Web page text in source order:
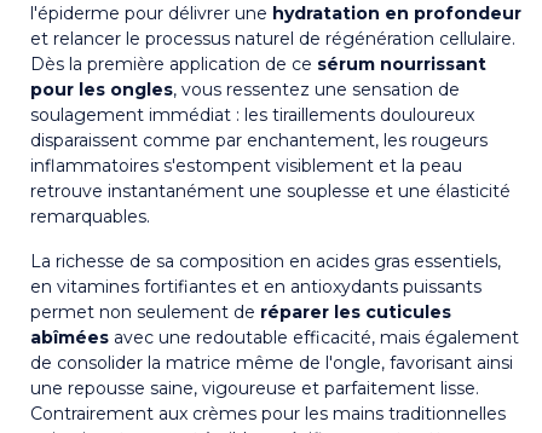
l'épiderme pour délivrer une hydratation en profondeur
et relancer le processus naturel de régénération cellulaire.
Dès la première application de ce sérum nourrissant
pour les ongles, vous ressentez une sensation de
soulagement immédiat : les tiraillements douloureux
disparaissent comme par enchantement, les rougeurs
inflammatoires s'estompent visiblement et la peau
retrouve instantanément une souplesse et une élasticité
remarquables.
La richesse de sa composition en acides gras essentiels,
en vitamines fortifiantes et en antioxydants puissants
permet non seulement de réparer les cuticules
abîmées avec une redoutable efficacité, mais également
de consolider la matrice même de l'ongle, favorisant ainsi
une repousse saine, vigoureuse et parfaitement lisse.
Contrairement aux crèmes pour les mains traditionnelles